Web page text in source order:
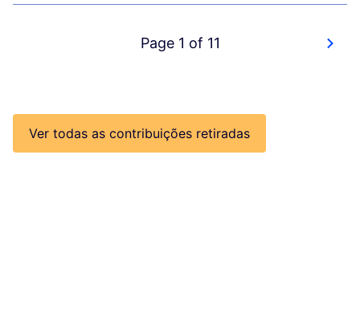
Page 1 of 11
Ver todas as contribuições retiradas